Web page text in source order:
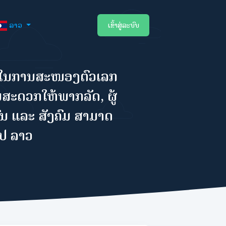
ລາວ ເຂົ້າສູ່ລະບົບ
ການສະໜອງຕົວເລກ
ສະດວກໃຫ້ພາກລັດ, ຜູ້
ແລະ ສັງຄົມ ສາມາດ
ລາວ